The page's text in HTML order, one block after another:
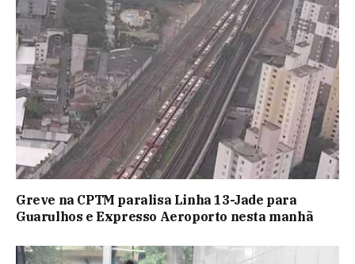
Greve na CPTM paralisa Linha 13-Jade para
Guarulhos e Expresso Aeroporto nesta manhã